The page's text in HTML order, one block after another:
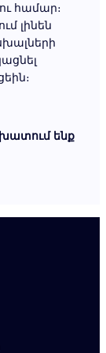
համար։
լինեն
ենք